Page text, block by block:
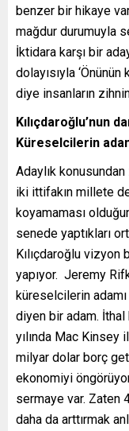
benzer bir hikaye
mağdur durumuyla
İktidara karşı bir
dolayısıyla
diye insanların
Kılıçdaroğlu’nun
Küreselcilerin
Adaylık
iki ittifakın millete
koyamaması
senede yaptıkları
Kılıçdaroğlu vizyon
yapıyor. Jeremy
küreselcilerin adamı
diyen bir adam.
yılında Mac Kinsey
milyar dolar borç
ekonomiyi
sermaye var. Zaten
daha da arttırmak